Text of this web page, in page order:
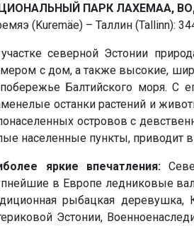
ПАРК ЛАХЕМАА,
(Kuremäe) – Таллин (Tallinn):
северной Эстонии
с дом, а также высокие,
Балтийского моря. С
останки растений и
островов с
населенные пункты, приводит в
яркие впечатления:
в Европе ледниковые
рыбацкая деревушка,
Эстонии,